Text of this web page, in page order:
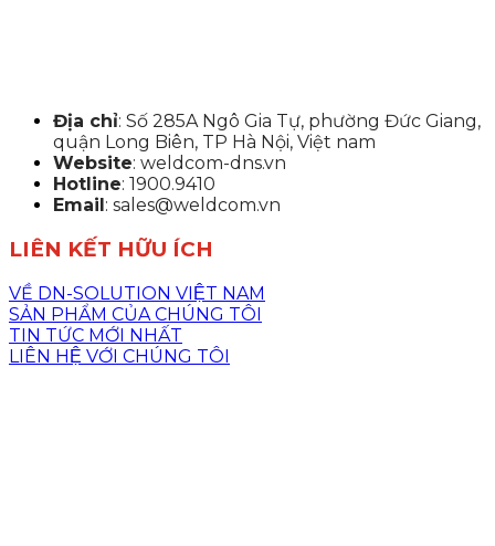
Địa chỉ: Số 285A Ngô Gia Tự, phường Đức Giang,
quận Long Biên, TP Hà Nội, Việt nam
Website: weldcom-dns.vn
Hotline: 1900.9410
Email: sales@weldcom.vn
LIÊN KẾT HỮU ÍCH
VỀ DN-SOLUTION VIỆT NAM
SẢN PHẨM CỦA CHÚNG TÔI
TIN TỨC MỚI NHẤT
LIÊN HỆ VỚI CHÚNG TÔI